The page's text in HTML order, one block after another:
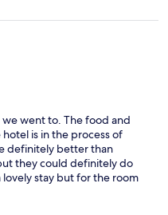
went to. The food and
is in the process of
definitely better than
they could definitely do
stay but for the room
I would expect a little